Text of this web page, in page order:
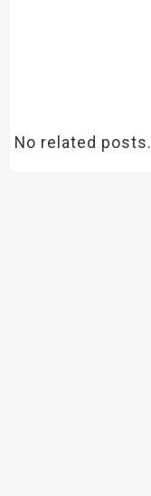
No related posts.